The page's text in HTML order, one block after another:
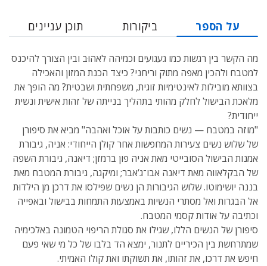
על הספר ביקורות תוכן עניינים
מה הקשר בין רגשות כמו געגועים וכמיהה לאהוּב ובין הצורך להיכנס
למטבח ולהכין מאפה מתוק וריחני? כיצד הכנת המזון והאכילה
בצוותא מובילות לאינטימיות זוגית, משפחתית ושבטית? מה הופך את
מלאכת הבישול לחלק מהותי בתהליך בנייתה של זהות אישית ונשית
ייחודית?
"מוזה במטבח — נשים כותבות על אוכל ואהבה" מביא את סיפורן
של שלוש נשים צעירות המחפשות אחר קולן הייחודי: אניה, גיבורת
אמנות הבישול הסובייטי מאת אניה פון ברמזן; דיאנה, גיבורת השפה
של הבקלאווה מאת דיאנה אבו־ג‘אבר; ומיקגה, גיבורת המטבח מאת
בננה יושימוטו. שלוש הגיבורות הן נשים שפילסו את דרכן מן הילדוּת
אל הבגרות ואל מסתרי הנשיות באמצעות התמחות בבישול ובאפייה
וכתיבה על אודות קסמי המטבח.
סיפורן של הנשים הללו, שגילו את סגולת הריפוי הטמונה באלכימיה
שמתרחשת בין הכיריים לתנור, ימצא הד בלבו של כל מי שאי פעם
חיפש את דרכו, את זהותו, את תשוקתו ואת קולו האמיתי.